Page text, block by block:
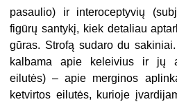
pasaulio) ir interoceptyvių
figūrų santykį, kiek detaliau
gūras. Strofą sudaro du
kalbama apie keleivius ir jų
eilutės) – apie merginos
ketvirtos ei­lutės, kurioje